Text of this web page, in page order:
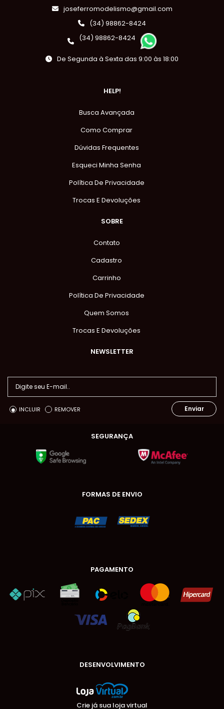
joseferromodelismo@gmail.com
(34) 98862-8424
(34) 98862-8424
De Segunda à Sexta das 9:00 às 18:00
HELP!
Busca Avançada
Como Comprar
Dúvidas Frequentes
Esqueci Minha Senha
Política De Privacidade
Trocas E Devoluções
SOBRE
Contato
Cadastro
Carrinho
Política De Privacidade
Quem Somos
Trocas E Devoluções
NEWSLETTER
INCLUIR REMOVER Enviar
SEGURANÇA
FORMAS DE ENVIO
PAGAMENTO
DESENVOLVIMENTO
Crie já sua loja virtual